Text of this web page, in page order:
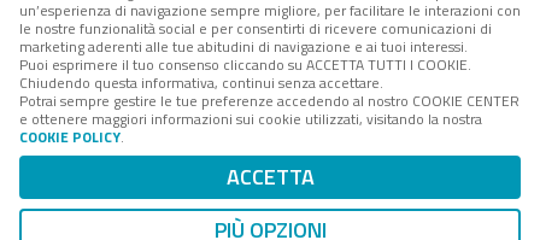
Stentella
FPA s.r.l. è società soggetta a Direzione e
Coordinamento da parte di Digital360 S.p.A. - FPA s.r.l.
è un'azienda certificata per il sistema di management
Codice Fiscale/Partita IVA n. 10693191008 - R.E.A. Roma
n. 1249791. ISP AWS
Mappa del sito
un’esperienza di navigazione sempre migliore, per facilitare le interazioni con
le nostre funzionalità social e per consentirti di ricevere comunicazioni di
marketing aderenti alle tue abitudini di navigazione e ai tuoi interessi.
Puoi esprimere il tuo consenso cliccando su ACCETTA TUTTI I COOKIE.
Chiudendo questa informativa, continui senza accettare.
Potrai sempre gestire le tue preferenze accedendo al nostro COOKIE CENTER
e ottenere maggiori informazioni sui cookie utilizzati, visitando la nostra
COOKIE POLICY.
ACCETTA
PIÙ OPZIONI